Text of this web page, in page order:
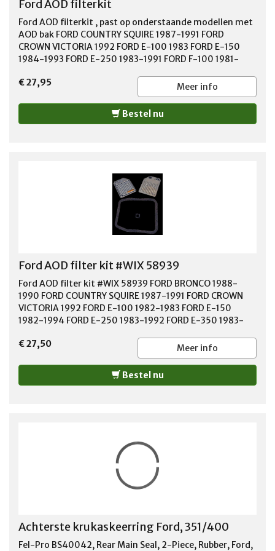
Ford AOD filterkit
Ford AOD filterkit , past op onderstaande modellen met
AOD bak FORD COUNTRY SQUIRE 1987-1991 FORD
CROWN VICTORIA 1992 FORD E-100 1983 FORD E-150
1984-1993 FORD E-250 1983-1991 FORD F-100 1981-
FORD LTD 1980-1986 FORD LTD CROWN VICTORIA 1983-
1991 FORD MUSTANG 1984-1993 FORD THUNDERBIRD
1980-1993 LINCOLN CONTINENTAL 1980-1987 LINCOLN
MARK VI 1980-1983 LINCOLN MARK VII 1984-1992
€ 27,95 Meer info
Bestel nu
Ford AOD filter kit #WIX 58939
Ford AOD filter kit #WIX 58939 FORD BRONCO 1988-
1990 FORD COUNTRY SQUIRE 1987-1991 FORD CROWN
VICTORIA 1992 FORD E-100 1982-1983 FORD E-150
1982-1994 FORD E-250 1983-1992 FORD E-350 1983-
FORD F-350 1991-1992 FORD F53 1991-1992 FORD LTD
1980-1986 FORD LTD CROWN VICTORIA 1983-1991 FORD
MUSTANG 1984-1993 FORD THUNDERBIRD 1980-1993
LINCOLN CONTINENTAL1980-1987 LINCOLN MARK VI
1992 MERCURY MARQUIS 1980-1986
€ 27,50 Meer info
Bestel nu
Achterste krukaskeerring Ford, 351/400
Fel-Pro BS40042, Rear Main Seal, 2-Piece, Rubber, Ford,